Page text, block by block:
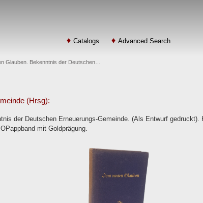
Catalogs Advanced Search
Glauben. Bekenntnis der Deutschen…
(Hrsg):
der Deutschen Erneuerungs-Gemeinde. (Als Entwurf
mit Goldprägung.